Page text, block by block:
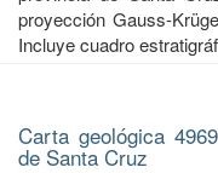
proyección Gauss-
Incluye cuadro
Carta geológica
de Santa Cruz